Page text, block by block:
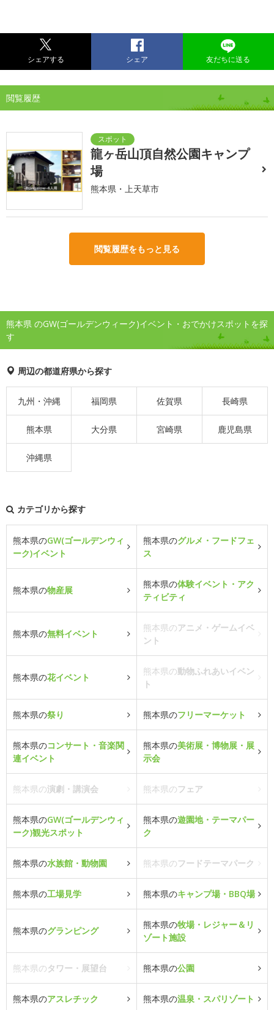
シェアする シェア 友だちに送る
閲覧履歴
龍ヶ岳山頂自然公園キャンプ
場
熊本県・上天草市
閲覧履歴をもっと見る
熊本県 のGW(ゴールデンウィーク)イベント・おでかけスポットを探
す
周辺の都道府県から探す
九州・沖縄 福岡県 佐賀県 長崎県
熊本県 大分県 宮崎県 鹿児島県
沖縄県
カテゴリから探す
熊本県のGW(ゴールデンウィ
ーク)イベント
熊本県のグルメ・フードフェ
ス
熊本県の物産展
熊本県の体験イベント・アク
ティビティ
熊本県の無料イベント
熊本県のアニメ・ゲームイベ
ント
熊本県の花イベント
熊本県の動物ふれあいイベン
ト
熊本県の祭り 熊本県のフリーマーケット
熊本県のコンサート・音楽関
連イベント
熊本県の美術展・博物展・展
示会
熊本県の演劇・講演会 熊本県のフェア
熊本県のGW(ゴールデンウィ
ーク)観光スポット
熊本県の遊園地・テーマパー
ク
熊本県の水族館・動物園 熊本県のフードテーマパーク
熊本県の工場見学 熊本県のキャンプ場・BBQ場
熊本県のグランピング
熊本県の牧場・レジャー＆リ
ゾート施設
熊本県のタワー・展望台 熊本県の公園
熊本県のアスレチック 熊本県の温泉・スパリゾート